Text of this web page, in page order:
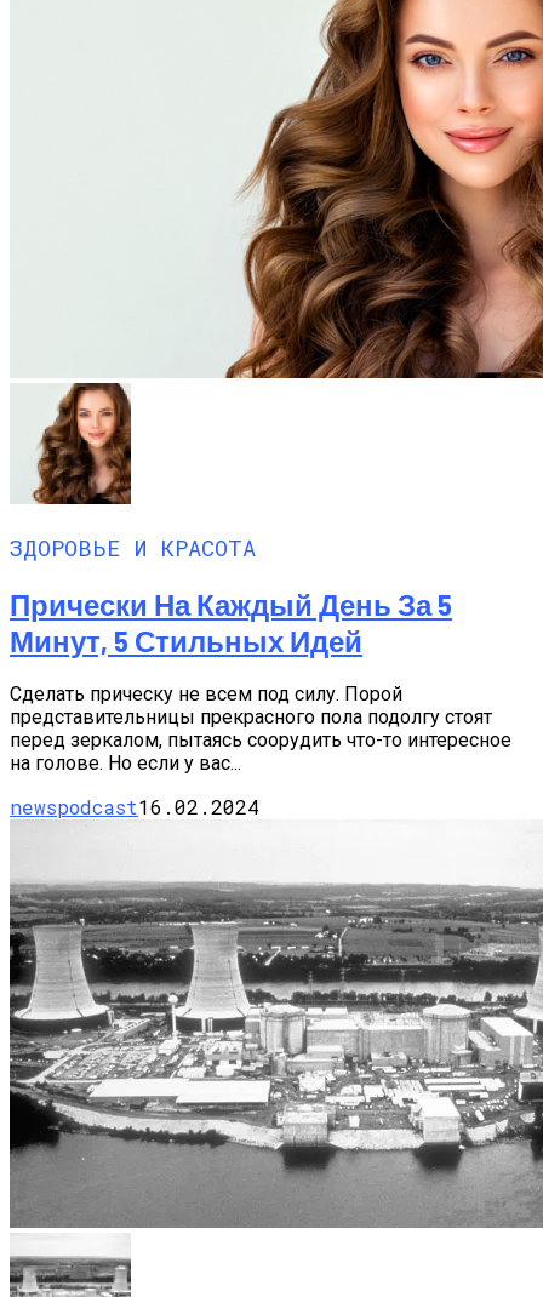
ЗДОРОВЬЕ И КРАСОТА
Прически На Каждый День За 5
Минут, 5 Стильных Идей
Сделать прическу не всем под силу. Порой
представительницы прекрасного пола подолгу стоят
перед зеркалом, пытаясь соорудить что-то интересное
на голове. Но если у вас...
newspodcast16.02.2024